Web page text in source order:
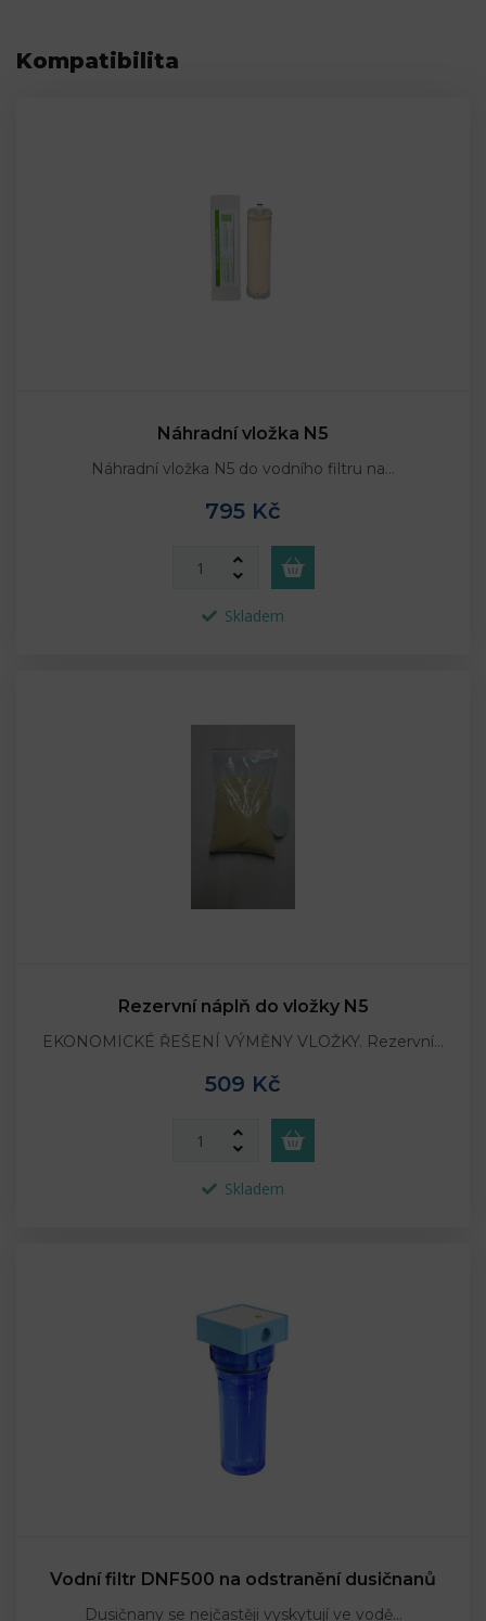
Kompatibilita
Náhradní vložka N5
Náhradní vložka N5 do vodního filtru na…
795 Kč
Skladem
Rezervní náplň do vložky N5
EKONOMICKÉ ŘEŠENÍ VÝMĚNY VLOŽKY. Rezervní…
509 Kč
Skladem
Vodní filtr DNF500 na odstranění dusičnanů
Dusičnany se nejčastěji vyskytují ve vodě…